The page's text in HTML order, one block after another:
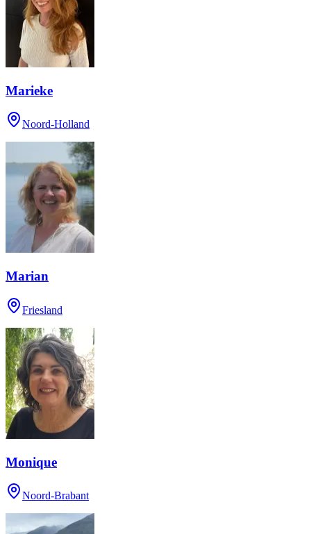
Marieke
Noord-Holland
Marian
Friesland
Monique
Noord-Brabant